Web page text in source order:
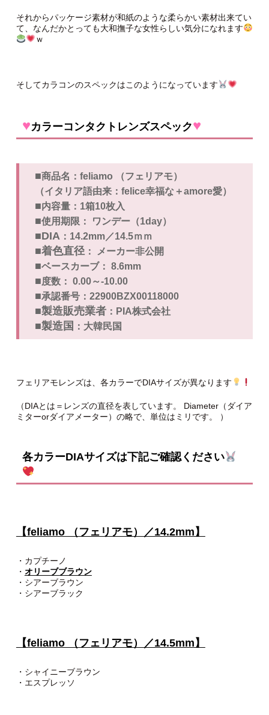
それからパッケージ素材が和紙のような柔らかい素材出来てい
て、なんだかとっても大和撫子な女性らしい気分になれます
ｗ
そしてカラコンのスペックはこのようになっています
♥カラーコンタクトレンズスペック♥
■商品名：feliamo （フェリアモ）
（イタリア語由来：felice幸福な＋amore愛）
■内容量：1箱10枚入
■使用期限： ワンデー（1day）
■DIA ：14.2mm／14.5ｍｍ
■着色直径： メーカー非公開
■ベースカーブ： 8.6mm
■度数： 0.00～-10.00
■承認番号：22900BZX00118000
■製造販売業者： PIA株式会社
■製造国 ：大韓民国
フェリアモレンズは、各カラーでDIAサイズが異なります
（DIAとは＝レンズの直径を表しています。 Diameter（ダイア
ミターorダイアメーター）の略で、単位はミリです。 ）
各カラーDIAサイズは下記ご確認ください
【feliamo （フェリアモ）／14.2mm】
・カプチーノ
・ オリーブブラウン
・シアーブラウン
・シアーブラック
【feliamo （フェリアモ）／14.5mm】
・シャイニーブラウン
・エスプレッソ